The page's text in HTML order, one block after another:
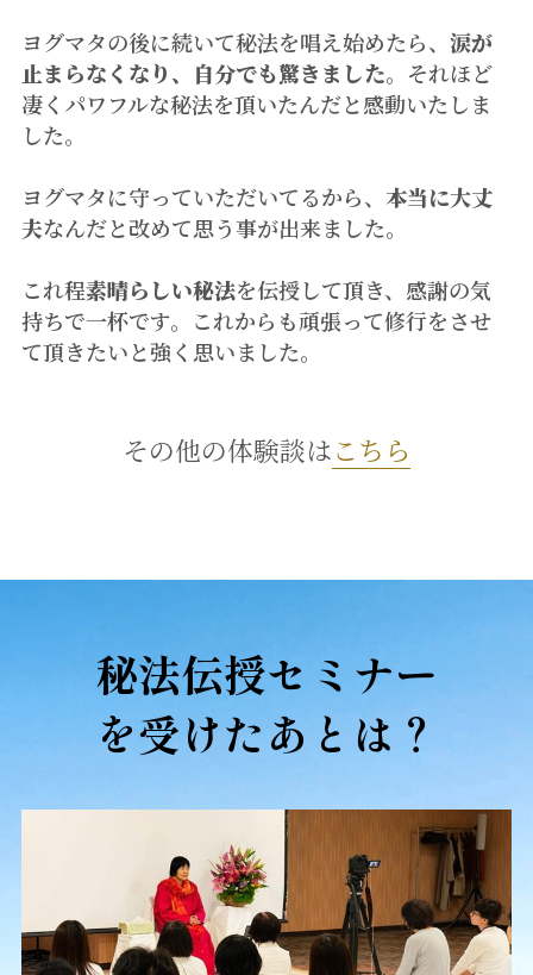
ヨグマタの後に続いて秘法を唱え始めたら、涙が
止まらなくなり、自分でも驚きました。 それほど
凄くパワフルな秘法を頂いたんだと感動いたしま
した。
ヨグマタに守っていただいてるから、 本当に大丈
夫なんだと改めて思う事が出来ました。
これ程素晴らしい秘法を伝授して頂き、感謝の気
持ちで一杯です。これからも頑張って修行をさせ
て頂きたいと強く思いました。
その他の体験談はこちら
秘法伝授セミナー
を受けたあとは？